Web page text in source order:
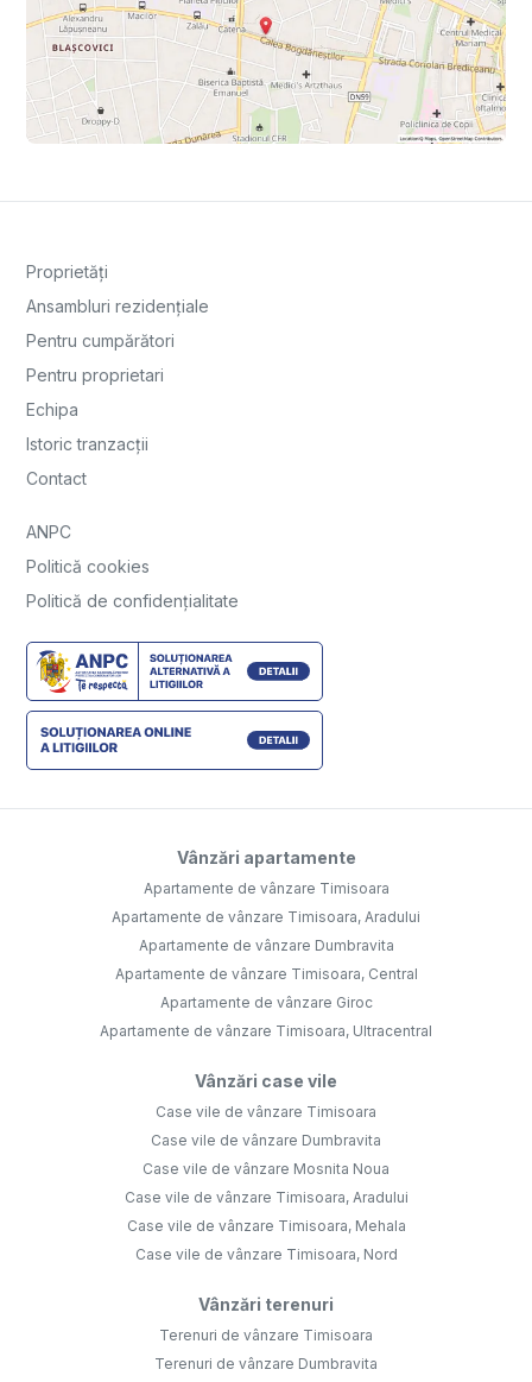
Proprietăți
Ansambluri rezidențiale
Pentru cumpărători
Pentru proprietari
Echipa
Istoric tranzacții
Contact
ANPC
Politică cookies
Politică de confidențialitate
Vânzări apartamente
Apartamente de vânzare Timisoara
Apartamente de vânzare Timisoara, Aradului
Apartamente de vânzare Dumbravita
Apartamente de vânzare Timisoara, Central
Apartamente de vânzare Giroc
Apartamente de vânzare Timisoara, Ultracentral
Vânzări case vile
Case vile de vânzare Timisoara
Case vile de vânzare Dumbravita
Case vile de vânzare Mosnita Noua
Case vile de vânzare Timisoara, Aradului
Case vile de vânzare Timisoara, Mehala
Case vile de vânzare Timisoara, Nord
Vânzări terenuri
Terenuri de vânzare Timisoara
Terenuri de vânzare Dumbravita